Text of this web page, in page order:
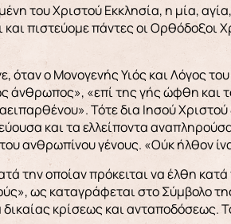
του Χριστού Εκκλησία, η μία,
πιστεύομε πάντες οι Ορθόδοξοι
όταν ο Μονογενής Υιός και Λόγος
άνθρωπος», «επί της γής ώφθη και
Τότε δια Ιησού
και τα ελλείποντα
ανθρωπίνου γένους. «Ούκ ήλθον
την οποίαν πρόκειται να έλθη
ως καταγράφεται στο Σύμβολο
κρίσεως και ανταποδόσεως.